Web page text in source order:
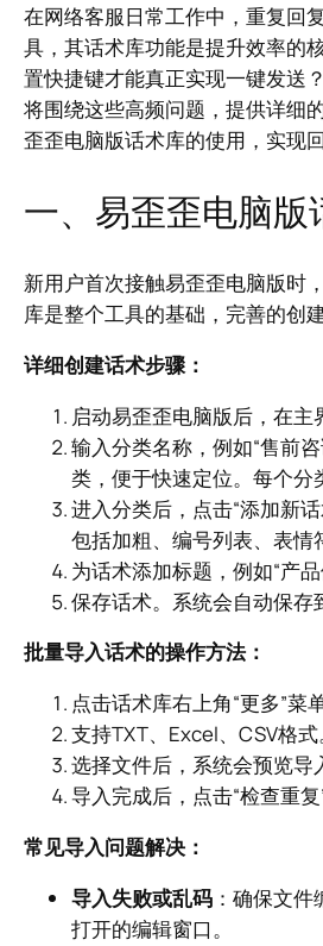
在网络客服日常工作中，重复回
具，其话术库功能是提升效率的
置快捷键才能真正实现一键发送
将围绕这些高频问题，提供详细
歪歪电脑版话术库的使用，实现
一、易歪歪电脑
新用户首次接触易歪歪电脑版时
库是整个工具的基础，完善的创
详细创建话术步骤：
启动易歪歪电脑版后，在主
输入分类名称，例如“售前
类，便于快速定位。每个分
进入分类后，点击“添加新
包括加粗、编号列表、表情
为话术添加标题，例如“产
保存话术。系统会自动保存
批量导入话术的操作方法：
点击话术库右上角“更多”菜
支持TXT、Excel、CSV格
选择文件后，系统会预览导
导入完成后，点击“检查重
常见导入问题解决：
导入失败或乱码 ：确保文
打开的编辑窗口。